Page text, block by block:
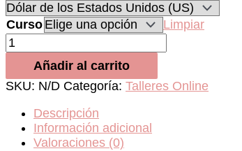
hasta
USD 63.32
Curso
Limpiar
Nuevo
Curso
Online
Anillo
cantidad
Añadir al carrito
SKU: N/D Categoría: Talleres Online
Descripción
Información adicional
Valoraciones (0)